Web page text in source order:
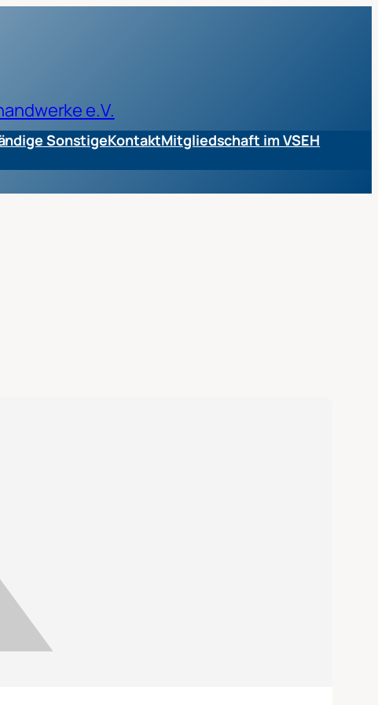
e.V.
SonstigeKontaktMitgliedschaft im VSEH